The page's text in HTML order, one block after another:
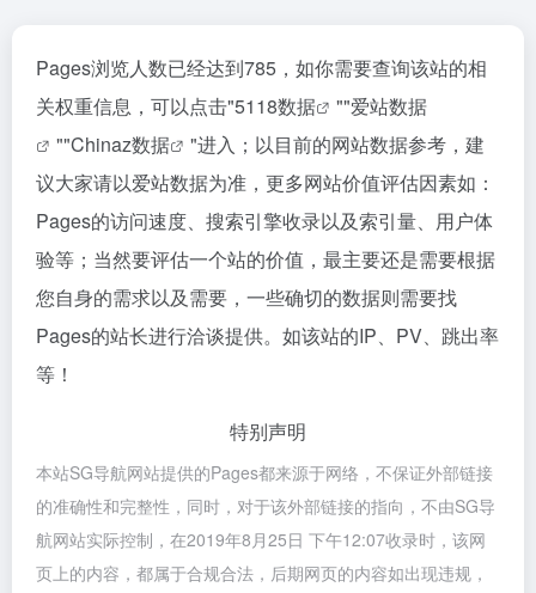
Pages浏览人数已经达到785，如你需要查询该站的相
关权重信息，可以点击"5118数据 ""爱站数据
""Chinaz数据
"进入；以目前的网站数据参考，建
议大家请以爱站数据为准，更多网站价值评估因素如：
Pages的访问速度、搜索引擎收录以及索引量、用户体
验等；当然要评估一个站的价值，最主要还是需要根据
您自身的需求以及需要，一些确切的数据则需要找
Pages的站长进行洽谈提供。如该站的IP、PV、跳出率
等！
特别声明
本站SG导航网站提供的Pages都来源于网络，不保证外部链接
的准确性和完整性，同时，对于该外部链接的指向，不由SG导
航网站实际控制，在2019年8月25日 下午12:07收录时，该网
页上的内容，都属于合规合法，后期网页的内容如出现违规，